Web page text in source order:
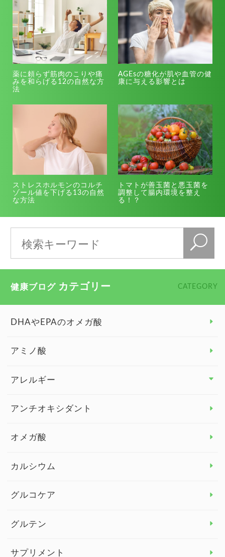
薬に頼らず筋肉のこりや痛
みを和らげる12の自然な方
法
AGEsの糖化が肌や血管の健
康に与える影響とは
ストレスホルモンのコルチ
ゾール値を下げる13の自然
な方法
トマトが善玉菌と悪玉菌を
調整して腸内環境を整え
る！？
健康ブログ カテゴリー CATEGORY
DHAやEPAのオメガ酸
アミノ酸
アレルギー
アレルギー トップ
アンチオキシダント
オメガ酸
カルシウム
グルコケア
グルテン
サプリメント